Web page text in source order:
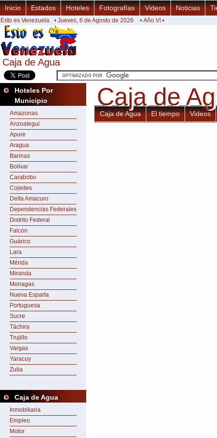
Caja de Agua
Caja de Agua
Inicio Estados Hoteles Fotografías Videos Noticias
Esto es Venezuela • Jueves, 6 de Agosto de 2026 • Año VI •
Hoteles Por
Municipio
Amazonas
Anzoategui
Apure
Aragua
Barinas
Bolívar
Carabobo
Cojedes
Delta Amacuro
Dependencias Federales
Distrito Federal
Falcón
Guárico
Lara
Mérida
Miranda
Monagas
Nueva Esparta
Portuguesa
Sucre
Táchira
Trujillo
Vargas
Yaracuy
Zulia
Caja de Agua
Inmobiliaria
Empleo
Motor
Caja de
Caja de
Caja de Agua El tiempo Videos